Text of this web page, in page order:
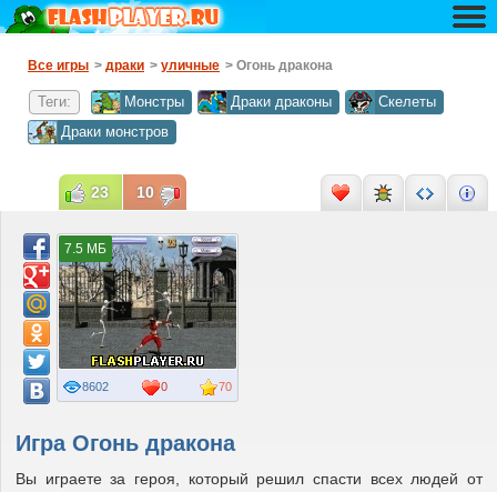
Все игры > драки > уличные > Огонь дракона
Теги: Монстры Драки драконы
Скелеты
Драки монстров
Игра Огонь дракона
Вы играете за героя, который решил спасти всех людей от
70
8602 0
7.5 МБ
23 10